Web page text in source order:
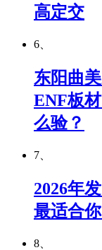
高定交
6、
东阳曲
ENF板
么验？
7、
2026年
最适合
8、